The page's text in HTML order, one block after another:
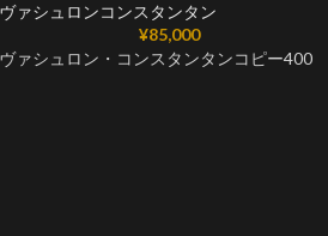
ヴァシュロンコンスタンタン
¥85,000
ヴァシュロン・コンスタンタンコピー400